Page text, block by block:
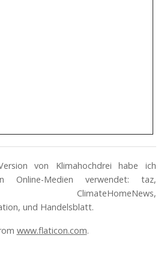
von Klimahochdrei habe ich
Online-Medien verwendet: taz,
ClimateHomeNews,
und Handelsblatt.
www.flaticon.com.